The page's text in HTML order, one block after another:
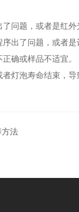
题，或者是红外
了问题，或者是
确或样品不适宜。
泡寿命结束，导
方法